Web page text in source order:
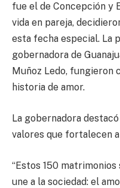
fue el de Concepción y
vida en pareja,
esta fecha especial. La
gobernadora de
Muñoz Ledo, fungieron
historia de amor.
La gobernadora
valores que fortalecen
“Estos 150
une a la sociedad: el